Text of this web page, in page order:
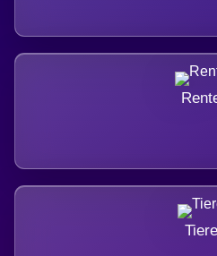
Tiere